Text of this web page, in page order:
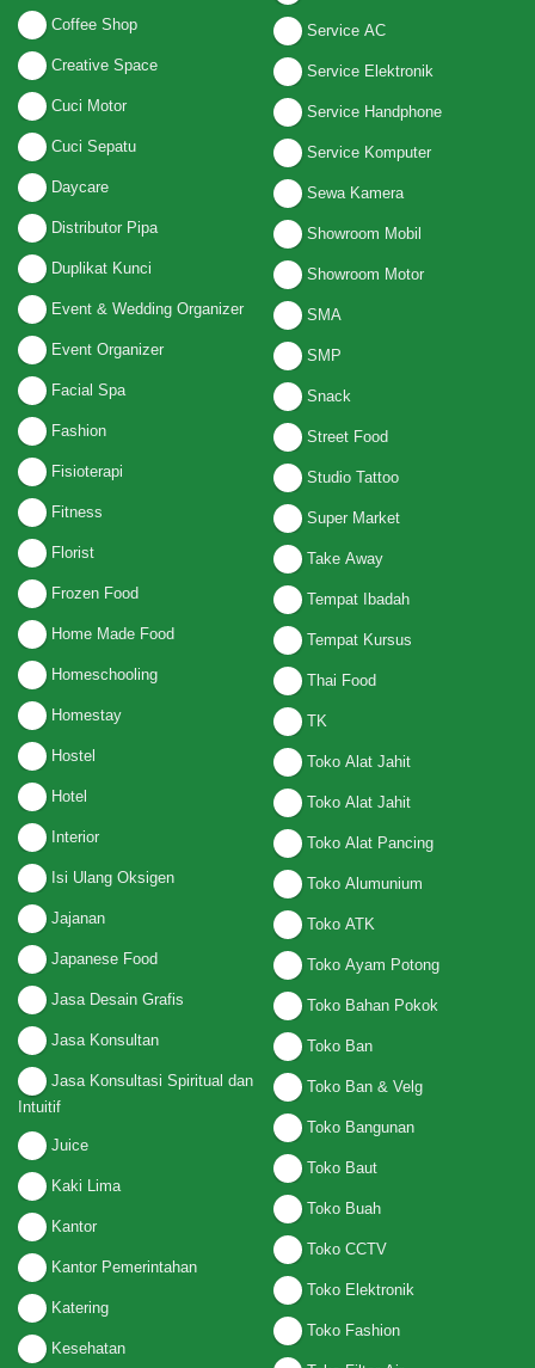
Coffee Shop
Creative Space
Cuci Motor
Cuci Sepatu
Daycare
Distributor Pipa
Duplikat Kunci
Event & Wedding Organizer
Event Organizer
Facial Spa
Fashion
Fisioterapi
Fitness
Florist
Frozen Food
Home Made Food
Homeschooling
Homestay
Hostel
Hotel
Interior
Isi Ulang Oksigen
Jajanan
Japanese Food
Jasa Desain Grafis
Jasa Konsultan
Jasa Konsultasi Spiritual dan
Intuitif
Juice
Kaki Lima
Kantor
Kantor Pemerintahan
Katering
Kesehatan
Service AC
Service Elektronik
Service Handphone
Service Komputer
Sewa Kamera
Showroom Mobil
Showroom Motor
SMA
SMP
Snack
Street Food
Studio Tattoo
Super Market
Take Away
Tempat Ibadah
Tempat Kursus
Thai Food
TK
Toko Alat Jahit
Toko Alat Jahit
Toko Alat Pancing
Toko Alumunium
Toko ATK
Toko Ayam Potong
Toko Bahan Pokok
Toko Ban
Toko Ban & Velg
Toko Bangunan
Toko Baut
Toko Buah
Toko CCTV
Toko Elektronik
Toko Fashion